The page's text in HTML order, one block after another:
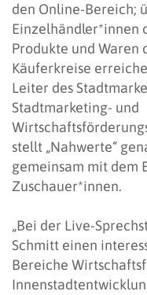
den Online-Bereich;
Einzelhändler*innen
Produkte und Waren
Käuferkreise
Leiter des
Stadtmarketing- und
stellt „Nahwerte“
gemeinsam mit dem
Zuschauer*innen.
„Bei der Live-
Schmitt einen
Bereiche